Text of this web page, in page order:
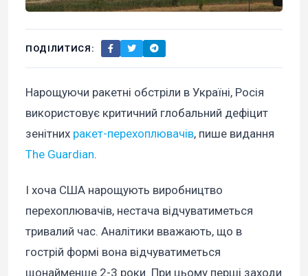
ПОДІЛИТИСЯ:
Нарощуючи ракетні обстріли в Україні, Росія
використовує критичний глобальний дефіцит
зенітних ракет-перехоплювачів, пише видання
The Guardian.
І хоча США нарощують виробництво
перехоплювачів, нестача відчуватиметься
тривалий час. Аналітики вважають, що в
гострій формі вона відчуватиметься
щонайменше 2-3 роки. При цьому перші заходи